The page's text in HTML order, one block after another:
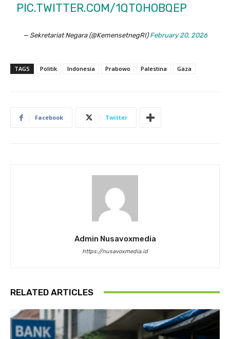
PIC.TWITTER.COM/1QT0HOBQEP
— Sekretariat Negara (@KemensetnegRI)February 20, 2026
TAGS Politik Indonesia Prabowo Palestina Gaza
Facebook Twitter
Admin Nusavoxmedia
https://nusavoxmedia.id
RELATED ARTICLES